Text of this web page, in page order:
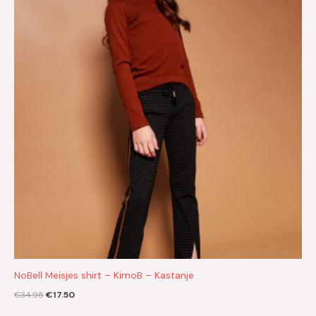
NoBell Meisjes shirt – KimoB – Kastanje
€34.95€17.50
€17.50.